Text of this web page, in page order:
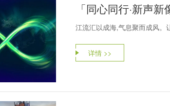
「同心同行·新声
江流汇以成海,气息聚而成风。
详情 >>